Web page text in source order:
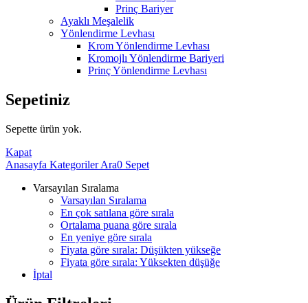
Prinç Bariyer
Ayaklı Meşalelik
Yönlendirme Levhası
Krom Yönlendirme Levhası
Kromojlı Yönlendirme Bariyeri
Prinç Yönlendirme Levhası
Sepetiniz
Sepette ürün yok.
Kapat
Anasayfa KategorilerAra0 Sepet
Varsayılan Sıralama
Varsayılan Sıralama
En çok satılana göre sırala
Ortalama puana göre sırala
En yeniye göre sırala
Fiyata göre sırala: Düşükten yükseğe
Fiyata göre sırala: Yüksekten düşüğe
İptal